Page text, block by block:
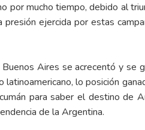
mucho tiempo, debido al
ejercida por estas
Aires se acrecentó y se
latinoamericano, lo posición
para saber el destino de
de la Argentina.